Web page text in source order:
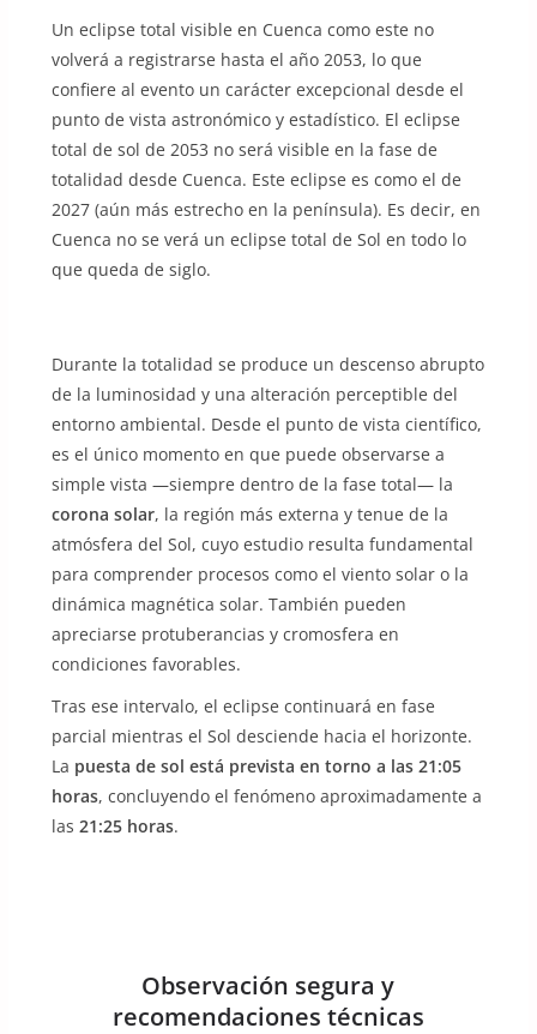
Un eclipse total visible en Cuenca como este no
volverá a registrarse hasta el año 2053, lo que
confiere al evento un carácter excepcional desde el
punto de vista astronómico y estadístico. El eclipse
total de sol de 2053 no será visible en la fase de
totalidad desde Cuenca. Este eclipse es como el de
2027 (aún más estrecho en la península). Es decir, en
Cuenca no se verá un eclipse total de Sol en todo lo
que queda de siglo.
Durante la totalidad se produce un descenso abrupto
de la luminosidad y una alteración perceptible del
entorno ambiental. Desde el punto de vista científico,
es el único momento en que puede observarse a
simple vista —siempre dentro de la fase total— la
corona solar, la región más externa y tenue de la
atmósfera del Sol, cuyo estudio resulta fundamental
para comprender procesos como el viento solar o la
dinámica magnética solar. También pueden
apreciarse protuberancias y cromosfera en
condiciones favorables.
Tras ese intervalo, el eclipse continuará en fase
parcial mientras el Sol desciende hacia el horizonte.
La puesta de sol está prevista en torno a las 21:05
horas, concluyendo el fenómeno aproximadamente a
las 21:25 horas.
Observación segura y
recomendaciones técnicas